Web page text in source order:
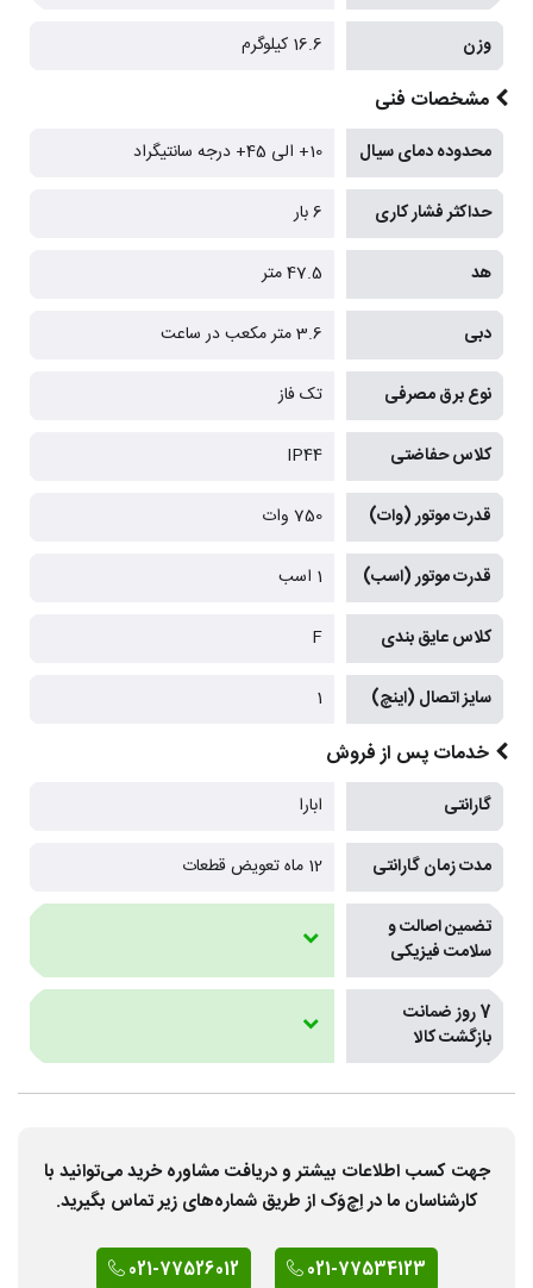
وزن 16.6 کیلوگرم
مشخصات فنی
محدوده دمای سیال 10+ الی 45+ درجه سانتیگراد
حداکثر فشار کاری 6 بار
هد 47.5 متر
دبی 3.6 متر مکعب در ساعت
نوع برق مصرفی تک فاز
کلاس حفاضتی IP44
قدرت موتور (وات) 750 وات
قدرت موتور (اسب) 1 اسب
کلاس عایق بندی F
سایز اتصال (اینچ) 1
خدمات پس از فروش
گارانتی ابارا
مدت زمان گارانتی 12 ماه تعویض قطعات
تضمین اصالت و
سلامت فیزیکی
7 روز ضمانت
بازگشت کالا
جهت کسب اطلاعات بیشتر و دریافت مشاوره خرید می‌توانید با
کارشناسان ما در اِچ‌وَک از طریق شماره‌های زیر تماس بگیرید.
021-77534123
021-77526012